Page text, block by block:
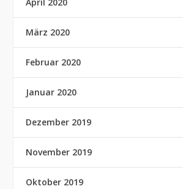
April 2020
März 2020
Februar 2020
Januar 2020
Dezember 2019
November 2019
Oktober 2019